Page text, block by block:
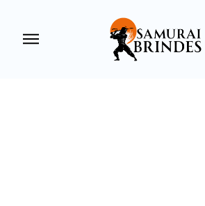
Samurai Brindes